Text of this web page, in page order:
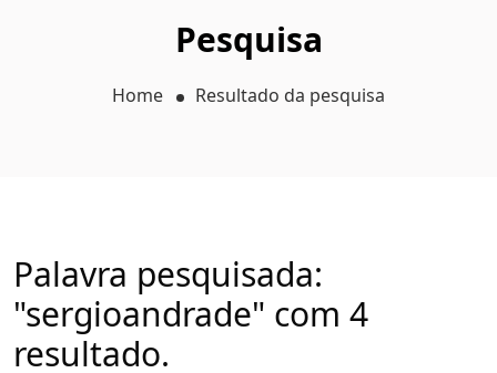
Pesquisa
Home Resultado da pesquisa
Palavra pesquisada:
"sergioandrade" com 4
resultado.